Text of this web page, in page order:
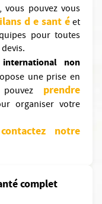
, vous pouvez vous
d e sant éet
pour toutes
non
une prise en
prendre
organiser votre
contactez notre
complet